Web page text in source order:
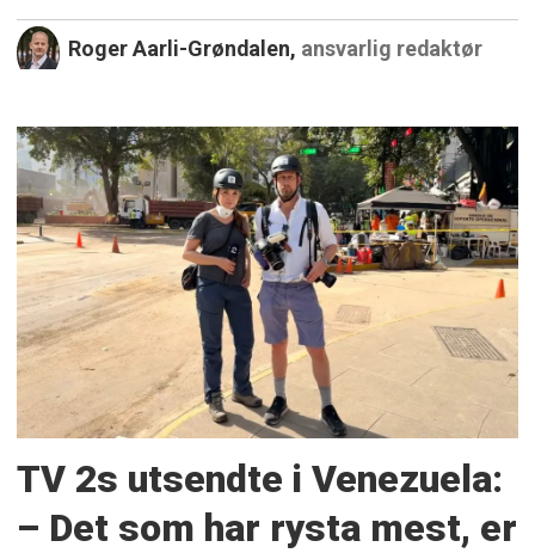
Roger Aarli-Grøndalen, ansvarlig redaktør
TV 2s utsendte i Venezuela:
– Det som har rysta mest, er